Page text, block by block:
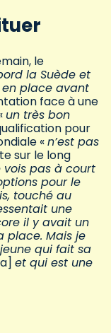
le
la Suède et
place avant
face à une
un très bon
pour
«n’est pas
sur le long
vois pas à court
pour le
touché au
une
il y avait un
place. Mais je
qui fait sa
et qui est une